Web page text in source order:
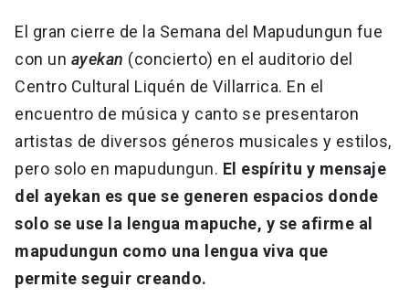
El gran cierre de la Semana del Mapudungun fue
con un ayekan (concierto) en el auditorio del
Centro Cultural Liquén de Villarrica. En el
encuentro de música y canto se presentaron
artistas de diversos géneros musicales y estilos,
pero solo en mapudungun. El espíritu y mensaje
del ayekan es que se generen espacios donde
solo se use la lengua mapuche, y se afirme al
mapudungun como una lengua viva que
permite seguir creando.